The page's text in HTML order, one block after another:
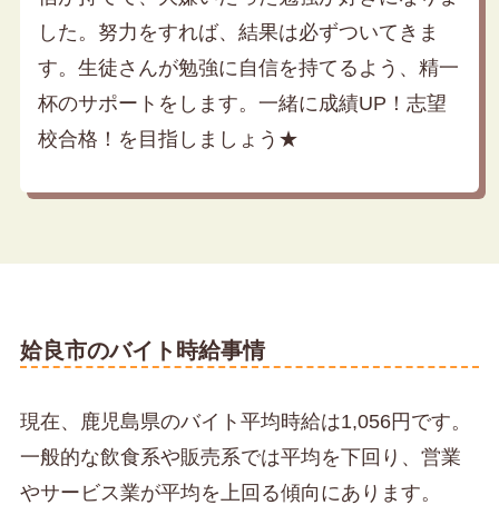
した。努力をすれば、結果は必ずついてきま
す。生徒さんが勉強に自信を持てるよう、精一
杯のサポートをします。一緒に成績UP！志望
校合格！を目指しましょう★
姶良市のバイト時給事情
現在、鹿児島県のバイト平均時給は1,056円です。
一般的な飲食系や販売系では平均を下回り、営業
やサービス業が平均を上回る傾向にあります。